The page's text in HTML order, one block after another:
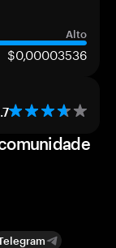
Alto
$0,00003536